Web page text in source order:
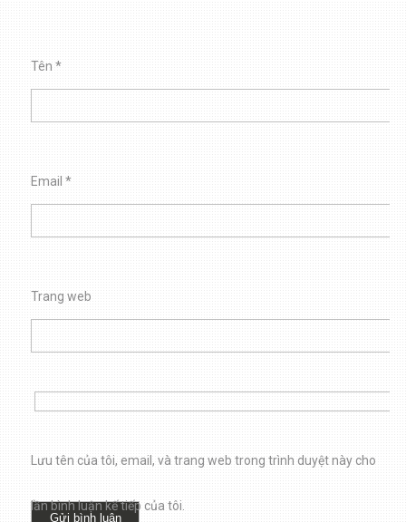
Tên*
Email*
Trang web
Lưu tên của tôi, email, và trang web trong trình duyệt này cho
lần bình luận kế tiếp của tôi.